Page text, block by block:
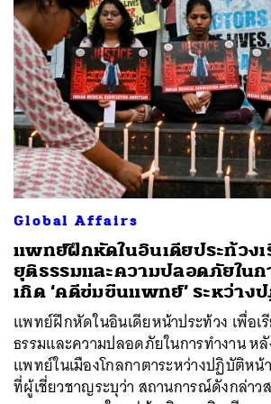
Global Affairs
แพทย์ฝึกหัดในอินเดียประท้วงเ
ยุติธรรมและความปลอดภัยในก
เกิด ‘คดีข่มขืนแพทย์’ ระหว่าง
แพทย์ฝึกหัดในอินเดียหน้าประท้วง เพื่อเ
ธรรมและความปลอดภัยในการทำงาน ห
แพทย์ในเมืองโกลกาตาระหว่างปฏิบัติห
ที่ผู้เชี่ยวชาญระบุว่า สถานการณ์ดังกล่าว